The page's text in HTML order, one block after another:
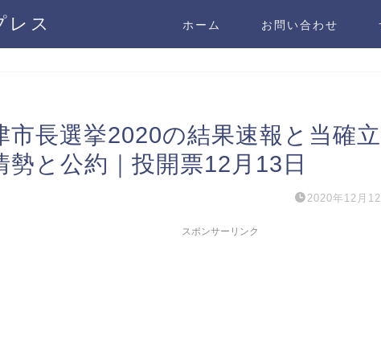
レス ホーム お問い合わせ
市長選挙2020の結果速報と当確
勢と公約｜投開票12月13日
2020年12月12
スポンサーリンク